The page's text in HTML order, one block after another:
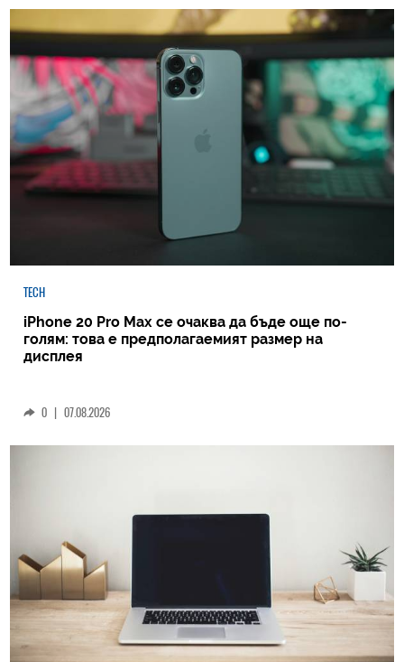
TECH
iPhone 20 Pro Max се очаква да бъде още по-
голям: това е предполагаемият размер на
дисплея
0 | 07.08.2026